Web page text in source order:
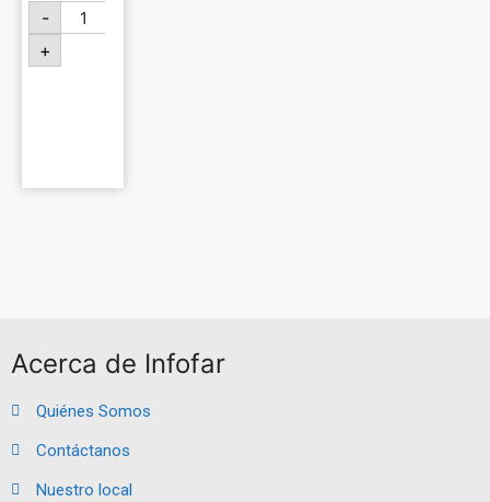
-
+
Acerca de Infofar
Quiénes Somos
Contáctanos
Nuestro local